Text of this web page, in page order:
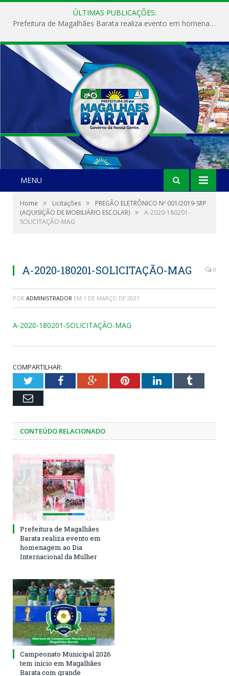
ÚLTIMAS PUBLICAÇÕES:
Prefeitura de Magalhães Barata realiza evento em homenagem ao Dia Internacional da Mulher
MENU
Home » Licitações »
PREGÃO ELETRÔNICO Nº 001/2019-SRP
(AQUISIÇÃO DE MOBILIÁRIO ESCOLAR) »
A-2020-180201-
SOLICITAÇÃO-MAG
A-2020-180201-SOLICITAÇÃO-MAG 0
POR ADMINISTRADOR EM 1 DE MARÇO DE 2021
A-2020-180201-SOLICITAÇÃO-MAG
COMPARTILHAR:
TwitterFacebookGoogle+PinterestLinkedInTumblr
Email
CONTEÚDO RELACIONADO
Prefeitura de Magalhães
Barata realiza evento em
homenagem ao Dia
Internacional da Mulher
Campeonato Municipal 2026
tem início em Magalhães
Barata com grande